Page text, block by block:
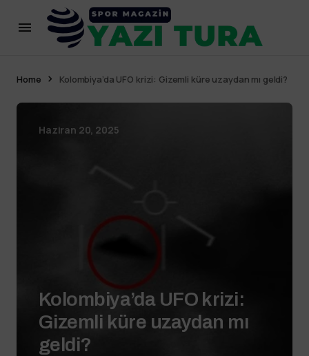
Home Kolombiya’da UFO krizi: Gizemli küre uzaydan mı geldi?
Haziran 20, 2025
Kolombiya’da UFO krizi:
Gizemli küre uzaydan mı
geldi?